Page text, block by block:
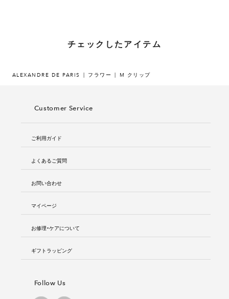
チェックしたアイテム
ALEXANDRE DE PARIS フラワー M クリップ
Customer Service
ご利用ガイド
よくあるご質問
お問い合わせ
マイページ
お修理・ケアについて
ギフトラッピング
Follow Us